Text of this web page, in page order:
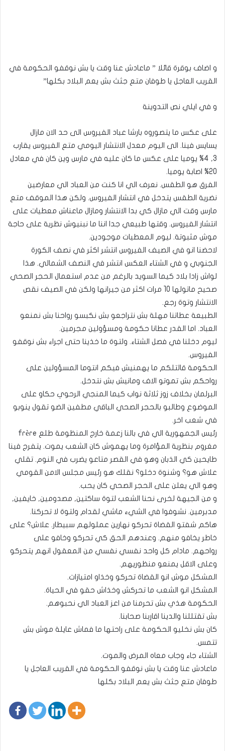
و اضاف بوقرة قائلا ” ماعادش عنا وقت يا بش نوقفو الحكومة في
القريب العاجل يا طوفان متع جثث بش يعم البلاد بكلها”
و في ايلي نص التدوينة
على عكس ما يتصوروه بارشا عباد الفيروس الى حد الان مازال
يسايس فينا. الى اليوم معدل الانتشار اليومي متع الفيروس يقارب
3, 4% يوميا على عكس ما كان عليه في مارس وين كان في معادل
20% اصابة يوميا.
الفرق هو الطقس. نعرف الي انا كنت من العباد الي معارضين
نضرية الطقس يتدخل في انتشار الفيروس. ولكن هذا الموقف متع
مارس وقت الي مازال كي بدا الانتشار ومازال ماعناش معطيات على
انتشار الفيروس. وقتها طبيعي جدا اننا ما نبنيوش نظرية على حاجة
موش مثبوتة. ليوم المعطيات موجودين.
لاحضنا انو في الصيف الفيروس انتشر اكثر في نصف الكورة
الجنوبي و في الشتاء العكس انتشر في النصف الشمالي. هذا
لواش زادا بلاد كيما السويد بالرغم من عدم استعمال الحجر الصحي
صحيح ماتولها 10 مرات اكثر من جيرانها ولكن في الصيف نقص
الانتشار وتوة رجع.
الطبيعة عطاتنا مهلة بش نتراجعو بش نكبسو رواحنا بش نمنعو
العباد. اما القدر عطانا حكومة ومسؤولين مجرمين.
ليوم دخلنا في فصل الشتاء. ولتوة ما خذينا حتى اجراء بش نوقفو
الفيروس.
الحكومة قالتلكم ما يهمنيش فيكم انتوما المسؤولين على
رواحكم بش تموتو الاف ومانيش بش نتدخل.
البرلمان بخلاف زوز ثلاثة نواب كيما المنجي الرحوي حكاو على
الموضوع وطالبو بالحجر الصحي الباقي مطفين الضو تقول ينوبو
في شعب اخر.
رئيس الجمهورية الي في بالنا زعمة خارج المنظومة طلع frère
مغروم بنظرية المؤامرة وما يهموش كان الشعب يموت. يتفرج فينا
طايحين كي الذبان وهو في القصر متاعو يضرب في النوم. تقلي
علاش هو؟ وشنوة دخلو؟ نقلك هو رئيس مجلس الامن القومي
وهو الي يعلن على الحجر الصحي كان يحب.
و من الجيهة لخرى نحنا الشعب لتوة ساكتين, مصدومين, خايفين,
مدبرمين. نشوفوا في الشيء ماشي لقدام ولتوة لا تحركنا.
هاكم شفتو القضاة تحركو نهارين عملولهم سبيطار. علاش؟ على
خاطر يخافو منهم. وعندهم الحق كي تحركو وخافو على
رواحهم. مادام كل واحد نفسي نفسي من المعقول انهم يتحركو
وعلى الاقل يمنعو منظوريهم.
المشكل موش انو القضاة تحركو وخذاو امتيازات.
المشكل انو الشعب ما تحركش وخذاش حقو في الحياة.
الحكومة هذي بش تحرمنا من اعز العباد الي نحبوهم.
بش تقتللنا والدينا اقاربنا صحابنا.
كان بش نخليو الحكومة على راحتها ما فماش عايلة موش بش
تتمس.
الشتاء جاء وجاب معاه المرض والموت.
ماعادش عنا وقت يا بش نوقفو الحكومة في القريب العاجل يا
طوفان متع جثث بش يعم البلاد بكلها